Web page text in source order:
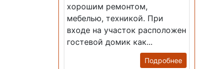
хорошим ремонтом,
мебелью, техникой. При
входе на участок расположен
гостевой домик как...
Подробнее